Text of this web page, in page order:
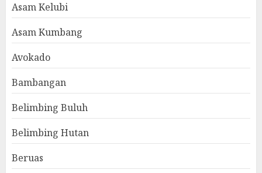
Asam Kelubi
Asam Kumbang
Avokado
Bambangan
Belimbing Buluh
Belimbing Hutan
Beruas